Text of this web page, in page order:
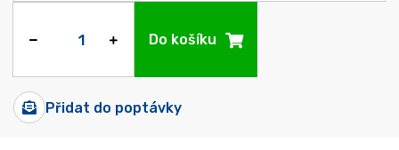
Do košíku
Přidat do poptávky